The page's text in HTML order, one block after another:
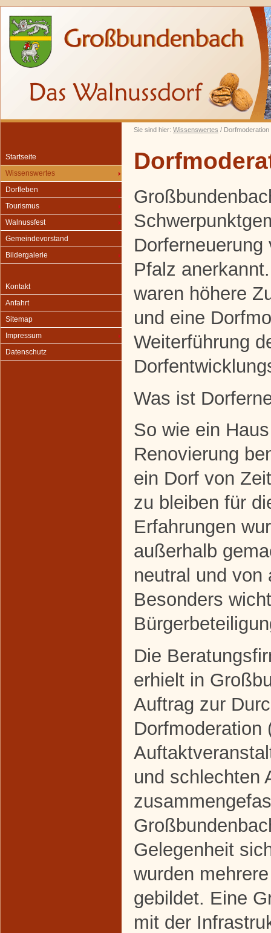
Sie sind hier: Wissenswertes / Dorfmoderation
Startseite
Wissenswertes
Dorfleben
Tourismus
Walnussfest
Gemeindevorstand
Bildergalerie
Kontakt
Anfahrt
Sitemap
Impressum
Datenschutz
Pfalz
waren höhere
und eine
Weiterführung
Was ist
So wie ein
Renovierung
ein Dorf von
zu bleiben für
Erfahrungen
außerhalb
neutral und von
Besonders
Die
erhielt in
Auftrag zur
Dorfmoderation
und schlechten
Gelegenheit
wurden
gebildet. Eine
mit der